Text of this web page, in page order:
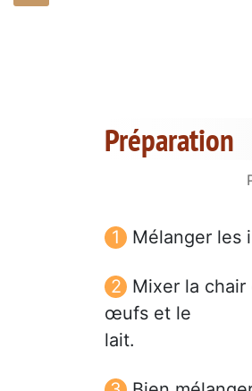
Préparation
Mélanger les
Mixer la
œufs et le
lait.